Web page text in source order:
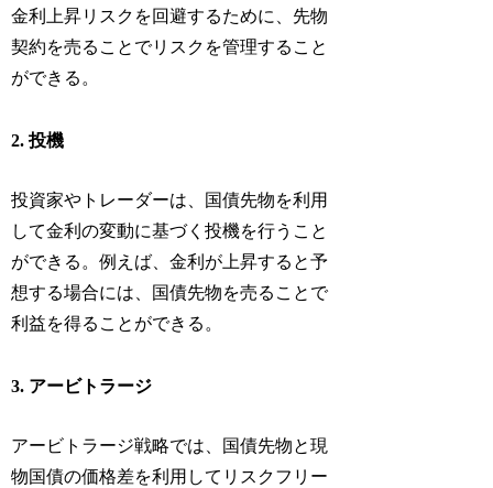
金利上昇リスクを回避するために、先物
契約を売ることでリスクを管理すること
ができる。
2. 投機
投資家やトレーダーは、国債先物を利用
して金利の変動に基づく投機を行うこと
ができる。例えば、金利が上昇すると予
想する場合には、国債先物を売ることで
利益を得ることができる。
3. アービトラージ
アービトラージ戦略では、国債先物と現
物国債の価格差を利用してリスクフリー